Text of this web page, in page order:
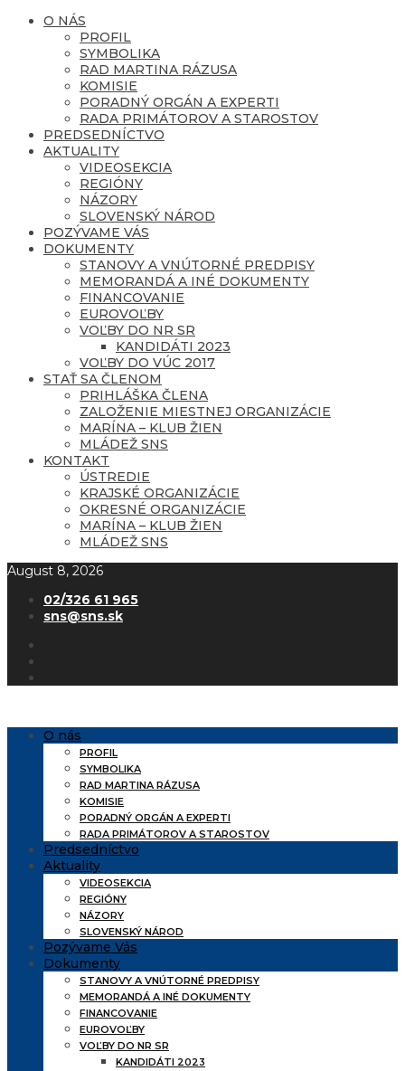
O NÁS
PROFIL
SYMBOLIKA
RAD MARTINA RÁZUSA
KOMISIE
PORADNÝ ORGÁN A EXPERTI
RADA PRIMÁTOROV A STAROSTOV
PREDSEDNÍCTVO
AKTUALITY
VIDEOSEKCIA
REGIÓNY
NÁZORY
SLOVENSKÝ NÁROD
POZÝVAME VÁS
DOKUMENTY
STANOVY A VNÚTORNÉ PREDPISY
MEMORANDÁ A INÉ DOKUMENTY
FINANCOVANIE
EUROVOĽBY
VOĽBY DO NR SR
KANDIDÁTI 2023
VOĽBY DO VÚC 2017
STAŤ SA ČLENOM
PRIHLÁŠKA ČLENA
ZALOŽENIE MIESTNEJ ORGANIZÁCIE
MARÍNA – KLUB ŽIEN
MLÁDEŽ SNS
KONTAKT
ÚSTREDIE
KRAJSKÉ ORGANIZÁCIE
OKRESNÉ ORGANIZÁCIE
MARÍNA – KLUB ŽIEN
MLÁDEŽ SNS
August 8, 2026
02/326 61 965
sns@sns.sk
O nás
PROFIL
SYMBOLIKA
RAD MARTINA RÁZUSA
KOMISIE
PORADNÝ ORGÁN A EXPERTI
RADA PRIMÁTOROV A STAROSTOV
Predsedníctvo
Aktuality
VIDEOSEKCIA
REGIÓNY
NÁZORY
SLOVENSKÝ NÁROD
Pozývame Vás
Dokumenty
STANOVY A VNÚTORNÉ PREDPISY
MEMORANDÁ A INÉ DOKUMENTY
FINANCOVANIE
EUROVOĽBY
VOĽBY DO NR SR
KANDIDÁTI 2023